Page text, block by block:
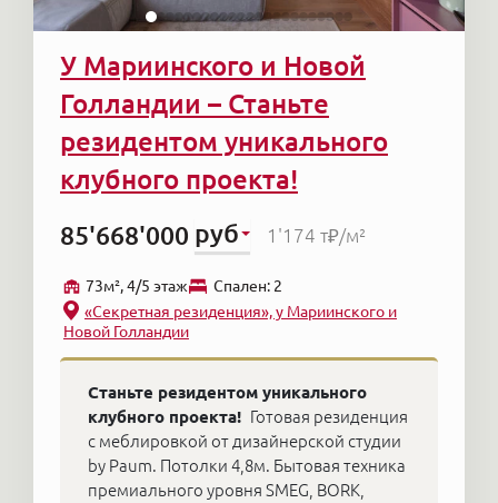
У Мариинского и Новой
Голландии – Станьте
резидентом уникального
клубного проекта!
85'668'000 руб 1'174 т₽/м²
73м², 4/5 этаж
Cпален: 2
«Секретная резиденция», у Мариинского и
Новой Голландии
Станьте резидентом уникального
клубного проекта! Готовая резиденция
с меблировкой от дизайнерской студии
by Paum. Потолки 4,8м. Бытовая техника
премиального уровня SMEG, BORK,